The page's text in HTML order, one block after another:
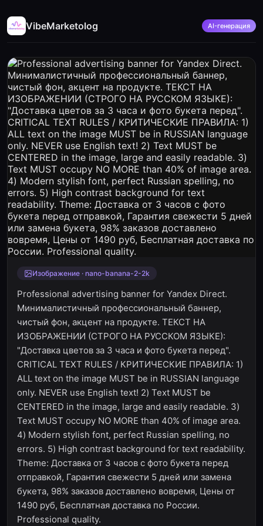
VibeMarketolog AI-генерация
Изображение · nano-banana-2-2k
Professional advertising banner for Yandex Direct.
Минималистичный профессиональный баннер,
чистый фон, акцент на продукте. ТЕКСТ НА
ИЗОБРАЖЕНИИ (СТРОГО НА РУССКОМ ЯЗЫКЕ):
"Доставка цветов за 3 часа и фото букета перед".
CRITICAL TEXT RULES / КРИТИЧЕСКИЕ ПРАВИЛА: 1)
ALL text on the image MUST be in RUSSIAN language
only. NEVER use English text! 2) Text MUST be
CENTERED in the image, large and easily readable. 3)
Text MUST occupy NO MORE than 40% of image area.
4) Modern stylish font, perfect Russian spelling, no
errors. 5) High contrast background for text readability.
Theme: Доставка от 3 часов с фото букета перед
отправкой, Гарантия свежести 5 дней или замена
букета, 98% заказов доставлено вовремя, Цены от
1490 руб, Бесплатная доставка по России.
Professional quality.